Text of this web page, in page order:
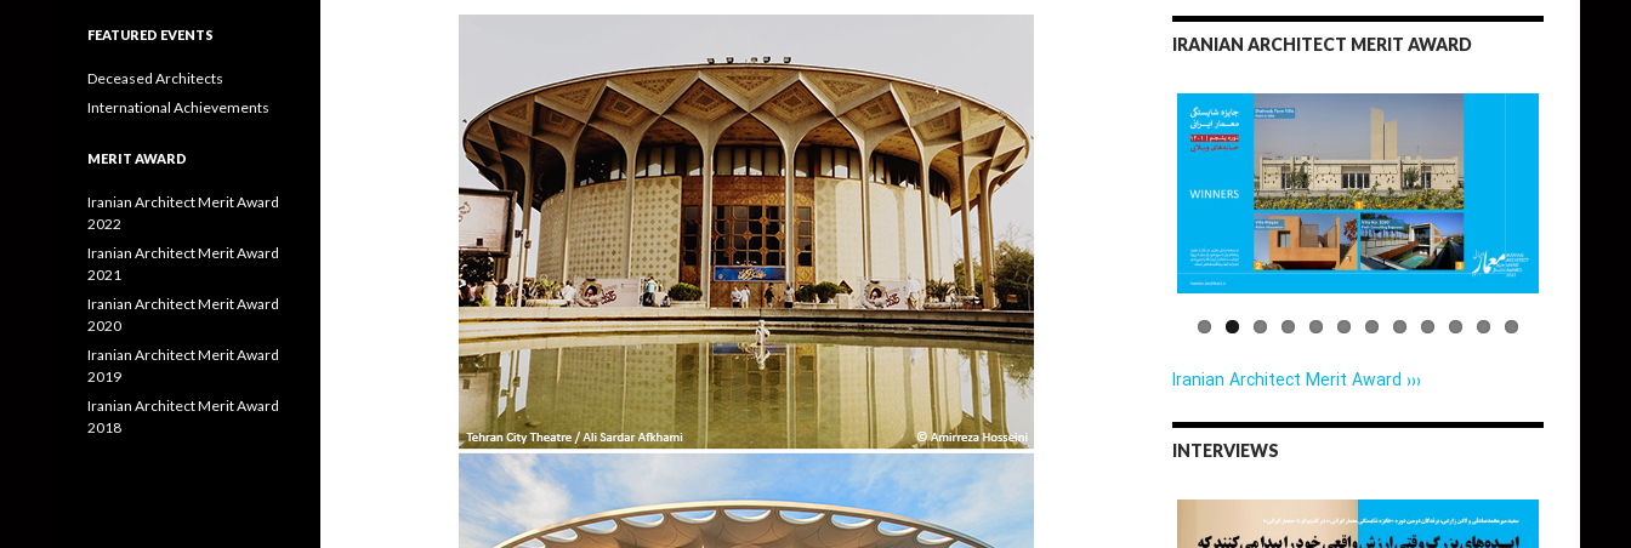
IRANIAN ARCHITECT MERIT AWARD
Iranian Architect Merit Award ›››
INTERVIEWS
FEATURED EVENTS
Deceased Architects
International Achievements
MERIT AWARD
Iranian Architect Merit Award
2022
Iranian Architect Merit Award
2021
Iranian Architect Merit Award
2020
Iranian Architect Merit Award
2019
Iranian Architect Merit Award
2018